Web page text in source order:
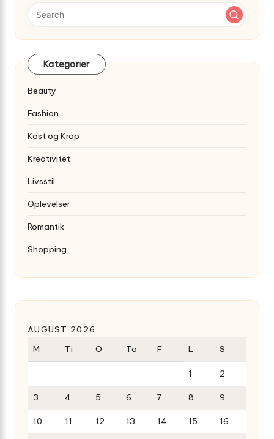
Kategorier
Beauty
Fashion
Kost og Krop
Kreativitet
Livsstil
Oplevelser
Romantik
Shopping
AUGUST 2026
M
Ti O To F L S
1 2
3 4 5 6 7 8 9
10 11 12 13 14 15 16